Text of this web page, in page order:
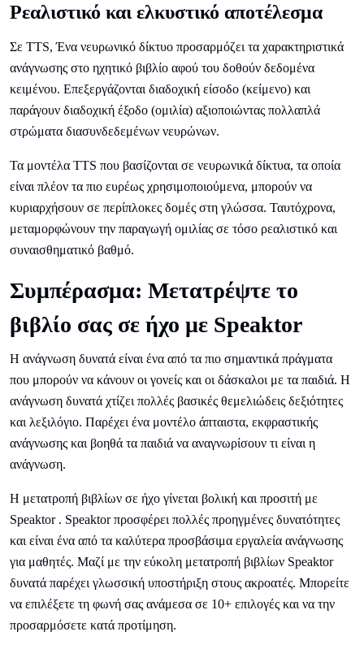
Ρεαλιστικό και ελκυστικό αποτέλεσμα
Σε TTS, Ένα νευρωνικό δίκτυο προσαρμόζει τα χαρακτηριστικά
ανάγνωσης στο ηχητικό βιβλίο αφού του δοθούν δεδομένα
κειμένου. Επεξεργάζονται διαδοχική είσοδο (κείμενο) και
παράγουν διαδοχική έξοδο (ομιλία) αξιοποιώντας πολλαπλά
στρώματα διασυνδεδεμένων νευρώνων.
Τα μοντέλα TTS που βασίζονται σε νευρωνικά δίκτυα, τα οποία
είναι πλέον τα πιο ευρέως χρησιμοποιούμενα, μπορούν να
κυριαρχήσουν σε περίπλοκες δομές στη γλώσσα. Ταυτόχρονα,
μεταμορφώνουν την παραγωγή ομιλίας σε τόσο ρεαλιστικό και
συναισθηματικό βαθμό.
Συμπέρασμα: Μετατρέψτε το
βιβλίο σας σε ήχο με Speaktor
Η ανάγνωση δυνατά είναι ένα από τα πιο σημαντικά πράγματα
που μπορούν να κάνουν οι γονείς και οι δάσκαλοι με τα παιδιά. Η
ανάγνωση δυνατά χτίζει πολλές βασικές θεμελιώδεις δεξιότητες
και λεξιλόγιο. Παρέχει ένα μοντέλο άπταιστα, εκφραστικής
ανάγνωσης και βοηθά τα παιδιά να αναγνωρίσουν τι είναι η
ανάγνωση.
Η μετατροπή βιβλίων σε ήχο γίνεται βολική και προσιτή με
Speaktor . Speaktor προσφέρει πολλές προηγμένες δυνατότητες
και είναι ένα από τα καλύτερα προσβάσιμα εργαλεία ανάγνωσης
για μαθητές. Μαζί με την εύκολη μετατροπή βιβλίων Speaktor
δυνατά παρέχει γλωσσική υποστήριξη στους ακροατές. Μπορείτε
να επιλέξετε τη φωνή σας ανάμεσα σε 10+ επιλογές και να την
προσαρμόσετε κατά προτίμηση.